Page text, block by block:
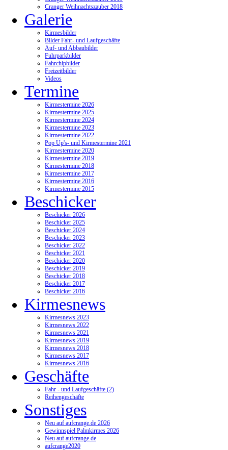
Cranger Weihnachtszauber 2018
Galerie
Kirmesbilder
Bilder Fahr- und Laufgeschäfte
Auf- und Abbaubilder
Fuhrparkbilder
Fahrchipbilder
Freizeitbilder
Videos
Termine
Kirmestermine 2026
Kirmestermine 2025
Kirmestermine 2024
Kirmestermine 2023
Kirmestermine 2022
Pop Up's- und Kirmestermine 2021
Kirmestermine 2020
Kirmestermine 2019
Kirmestermine 2018
Kirmestermine 2017
Kirmestermine 2016
Kirmestermine 2015
Beschicker
Beschicker 2026
Beschicker 2025
Beschicker 2024
Beschicker 2023
Beschicker 2022
Beschicker 2021
Beschicker 2020
Beschicker 2019
Beschicker 2018
Beschicker 2017
Beschicker 2016
Kirmesnews
Kirmesnews 2023
Kirmesnews 2022
Kirmesnews 2021
Kirmesnews 2019
Kirmesnews 2018
Kirmesnews 2017
Kirmesnews 2016
Geschäfte
Fahr - und Laufgeschäfte (2)
Reihengeschäfte
Sonstiges
Neu auf aufcrange.de 2026
Gewinnspiel Palmkirmes 2026
Neu auf aufcrange.de
aufcrange2020